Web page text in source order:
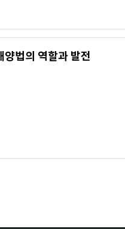
법의 역할과 발전